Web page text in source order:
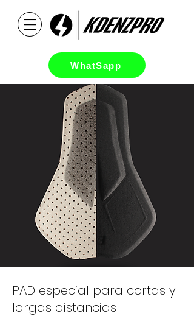
WhatSapp
PAD especial para cortas y
largas distancias